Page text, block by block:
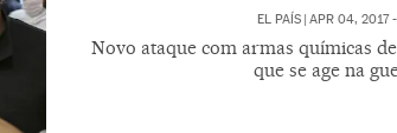
EL PAÍS | APR 04, 2017
Novo ataque com armas químicas
que se age na